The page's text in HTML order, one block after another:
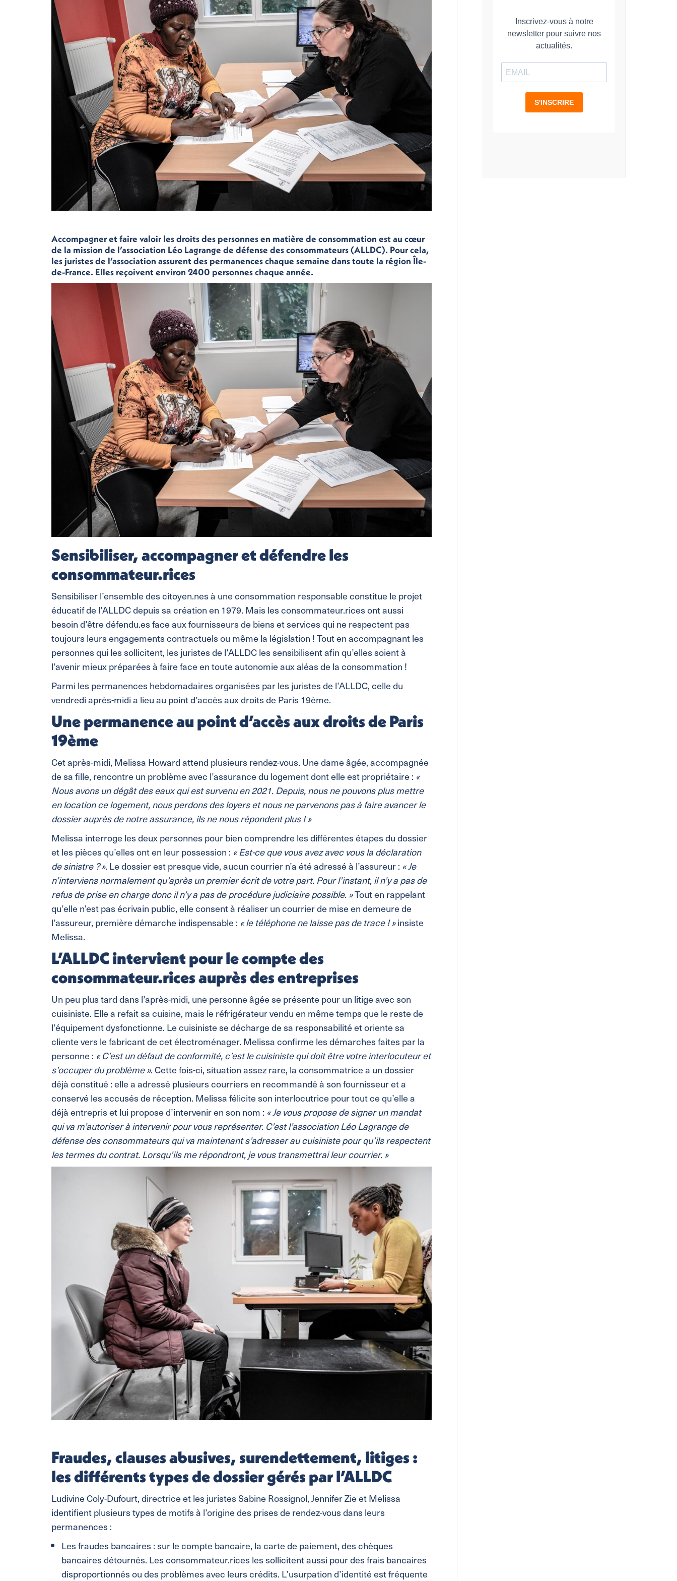
Accompagner et faire valoir les droits des personnes en matière de consommation est au cœur
de la mission de l’association Léo Lagrange de défense des consommateurs (ALLDC). Pour cela,
les juristes de l’association assurent des permanences chaque semaine dans toute la région Île-
de-France. Elles reçoivent environ 2400 personnes chaque année.
Sensibiliser, accompagner et défendre les
consommateur.rices
Sensibiliser l’ensemble des citoyen.nes à une consommation responsable constitue le projet
éducatif de l’ALLDC depuis sa création en 1979. Mais les consommateur.rices ont aussi
besoin d’être défendu.es face aux fournisseurs de biens et services qui ne respectent pas
toujours leurs engagements contractuels ou même la législation ! Tout en accompagnant les
personnes qui les sollicitent, les juristes de l’ALLDC les sensibilisent afin qu’elles soient à
l’avenir mieux préparées à faire face en toute autonomie aux aléas de la consommation !
Parmi les permanences hebdomadaires organisées par les juristes de l’ALLDC, celle du
vendredi après-midi a lieu au point d’accès aux droits de Paris 19ème.
Une permanence au point d’accès aux droits de Paris
19ème
Cet après-midi, Melissa Howard attend plusieurs rendez-vous. Une dame âgée, accompagnée
de sa fille, rencontre un problème avec l’assurance du logement dont elle est propriétaire : «
Nous avons un dégât des eaux qui est survenu en 2021. Depuis, nous ne pouvons plus mettre
en location ce logement, nous perdons des loyers et nous ne parvenons pas à faire avancer le
dossier auprès de notre assurance, ils ne nous répondent plus ! »
Melissa interroge les deux personnes pour bien comprendre les différentes étapes du dossier
et les pièces qu’elles ont en leur possession : « Est-ce que vous avez avec vous la déclaration
de sinistre ? ». Le dossier est presque vide, aucun courrier n’a été adressé à l’assureur : « Je
n’interviens normalement qu’après un premier écrit de votre part. Pour l’instant, il n’y a pas de
refus de prise en charge donc il n’y a pas de procédure judiciaire possible. »Tout en rappelant
qu’elle n’est pas écrivain public, elle consent à réaliser un courrier de mise en demeure de
l’assureur, première démarche indispensable : « le téléphone ne laisse pas de trace ! »insiste
Melissa.
L’ALLDC intervient pour le compte des
consommateur.rices auprès des entreprises
Un peu plus tard dans l’après-midi, une personne âgée se présente pour un litige avec son
cuisiniste. Elle a refait sa cuisine, mais le réfrigérateur vendu en même temps que le reste de
l’équipement dysfonctionne. Le cuisiniste se décharge de sa responsabilité et oriente sa
cliente vers le fabricant de cet électroménager. Melissa confirme les démarches faites par la
personne : « C’est un défaut de conformité, c’est le cuisiniste qui doit être votre interlocuteur et
s’occuper du problème ». Cette fois-ci, situation assez rare, la consommatrice a un dossier
déjà constitué : elle a adressé plusieurs courriers en recommandé à son fournisseur et a
conservé les accusés de réception. Melissa félicite son interlocutrice pour tout ce qu’elle a
déjà entrepris et lui propose d’intervenir en son nom : « Je vous propose de signer un mandat
qui va m’autoriser à intervenir pour vous représenter. C’est l’association Léo Lagrange de
défense des consommateurs qui va maintenant s’adresser au cuisiniste pour qu’ils respectent
les termes du contrat. Lorsqu’ils me répondront, je vous transmettrai leur courrier. »
Fraudes, clauses abusives, surendettement, litiges :
les différents types de dossier gérés par l’ALLDC
Ludivine Coly-Dufourt, directrice et les juristes Sabine Rossignol, Jennifer Zie et Melissa
identifient plusieurs types de motifs à l’origine des prises de rendez-vous dans leurs
permanences :
Les fraudes bancaires : sur le compte bancaire, la carte de paiement, des chèques
bancaires détournés. Les consommateur.rices les sollicitent aussi pour des frais bancaires
disproportionnés ou des problèmes avec leurs crédits. L’usurpation d’identité est fréquente